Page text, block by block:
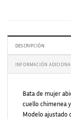
DESCRIPCIÓN
INFORMACIÓN ADICIONAL
Bata de mujer
cuello chimenea
Modelo ajustado